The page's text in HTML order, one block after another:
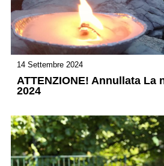
14 Settembre 2024
ATTENZIONE! Annullata La
2024